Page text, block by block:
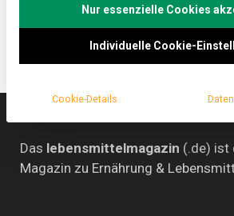
Das lebensmittelmagazin (.de) ist
Magazin zu Ernährung &
Nur essenzielle Cookies
Individuelle Cookie-
Cookie-Details